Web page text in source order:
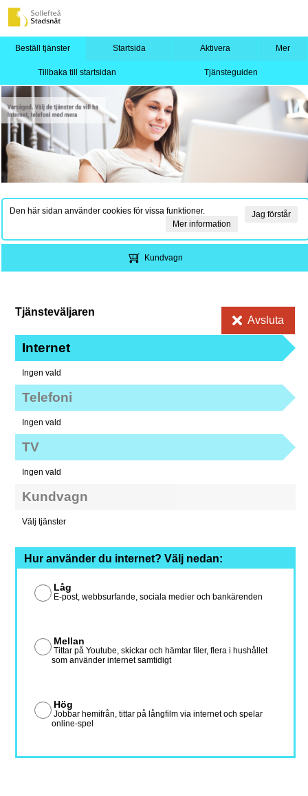
Beställ tjänster Startsida Aktivera Mer
Tillbaka till startsidan Tjänsteguiden
Den här sidan använder cookies för vissa funktioner.
Jag förstår
Mer information
Kundvagn
Avsluta
Tjänsteväljaren
Internet
Ingen vald
Telefoni
Ingen vald
TV
Ingen vald
Kundvagn
Välj tjänster
Hur använder du internet? Välj nedan:
Låg
E-post, webbsurfande, sociala medier och bankärenden
Mellan
Tittar på Youtube, skickar och hämtar filer, flera i hushållet
som använder internet samtidigt
Hög
Jobbar hemifrån, tittar på långfilm via internet och spelar
online-spel